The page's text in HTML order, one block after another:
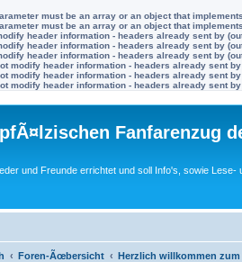
must be an array or an object that
must be an array or an object that
header information - headers already sent by
header information - headers already sent by
header information - headers already sent by
modify header information - headers already sent
modify header information - headers already sent
modify header information - headers already sent
Fanfarenzug
und Freunde errichtet und soll Info's, sowie Lese-
Foren-Ãœbersicht Herzlich willkommen